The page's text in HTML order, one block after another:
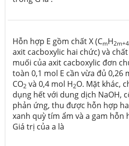
Hỗn hợp E gồm chất X (CmH2m+4
axit cacboxylic hai chức) và chất
muối của axit cacboxylic đơn
toàn 0,1 mol E cần vừa đủ 0,26
CO2 và 0,4 mol H2O. Mặt khác,
dụng hết với dung dịch NaOH,
phản ứng, thu được hỗn hợp
xanh quỳ tím ẩm và a gam hỗn
Giá trị của a là